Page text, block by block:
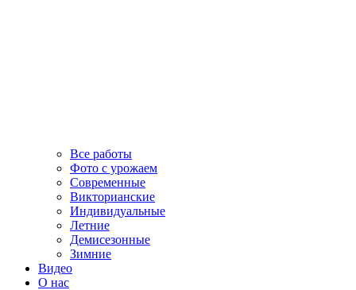
Все работы
Фото с урожаем
Современные
Викторианские
Индивидуальные
Летние
Демисезонные
Зимние
Видео
О нас